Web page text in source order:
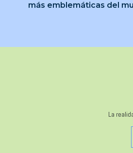
más emblemáticas del
La